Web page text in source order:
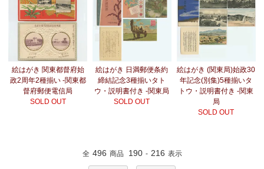
絵はがき 関東都督府始
政2周年2種揃い -関東都
督府郵便電信局
SOLD OUT
絵はがき 日満郵便条約
締結記念3種揃いタト
ウ・説明書付き -関東局
SOLD OUT
絵はがき (関東局)始政30
年記念(別集)5種揃いタ
トウ・説明書付き -関東
局
SOLD OUT
全 496 商品 190 - 216 表示